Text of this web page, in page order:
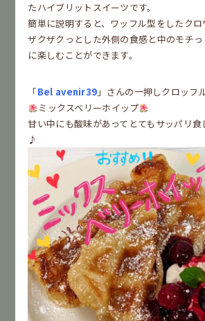
たハイブリットスイーツです。
簡単に説明すると、ワッフル型をしたクロ
ザクザクっとした外側の食感と中のモチ
に楽しむことができます。
「Bel avenir39 」さんの一押しクロッフ
ミックスベリーホイップ
甘い中にも酸味があってとてもサッパリ
♪